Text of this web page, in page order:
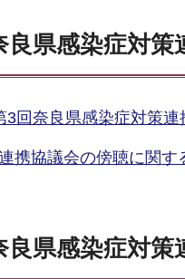
県感染症対策
3回奈良県感染症対策連
携協議会の傍聴に関す
県感染症対策